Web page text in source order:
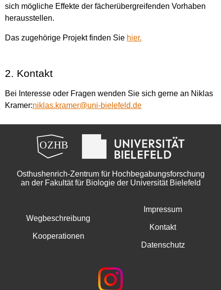
sich mögliche Effekte der fächerübergreifenden Vorhaben
herausstellen.
Das zugehörige Projekt finden Sie hier.
2. Kontakt
Bei Interesse oder Fragen wenden Sie sich gerne an Niklas
Kramer:niklas.kramer@uni-bielefeld.de
Osthushenrich-Zentrum für Hochbegabungsforschung
an der Fakultät für Biologie der Universität Bielefeld
Wegbeschreibung
Kooperationen
Impressum
Kontakt
Datenschutz